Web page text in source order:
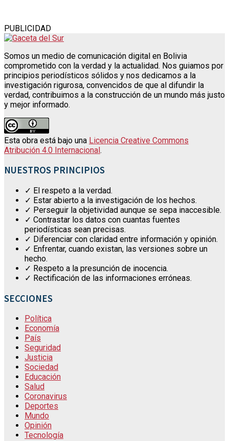
PUBLICIDAD
Somos un medio de comunicación digital en Bolivia
comprometido con la verdad y la actualidad. Nos guiamos por
principios periodísticos sólidos y nos dedicamos a la
investigación rigurosa, convencidos de que al difundir la
verdad, contribuimos a la construcción de un mundo más justo
y mejor informado.
Esta obra está bajo una Licencia Creative Commons
Atribución 4.0 Internacional.
NUESTROS PRINCIPIOS
✓ El respeto a la verdad.
✓ Estar abierto a la investigación de los hechos.
✓ Perseguir la objetividad aunque se sepa inaccesible.
✓ Contrastar los datos con cuantas fuentes
periodísticas sean precisas.
✓ Diferenciar con claridad entre información y opinión.
✓ Enfrentar, cuando existan, las versiones sobre un
hecho.
✓ Respeto a la presunción de inocencia.
✓ Rectificación de las informaciones erróneas.
SECCIONES
Política
Economía
País
Seguridad
Justicia
Sociedad
Educación
Salud
Coronavirus
Deportes
Mundo
Opinión
Tecnología